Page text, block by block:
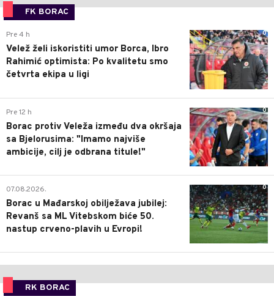
FK BORAC
0
Pre 4 h
Velež želi iskoristiti umor Borca, Ibro
Rahimić optimista: Po kvalitetu smo
četvrta ekipa u ligi
0
Pre 12 h
Borac protiv Veleža između dva okršaja
sa Bjelorusima: "Imamo najviše
ambicije, cilj je odbrana titule!"
0
07.08.2026.
Borac u Mađarskoj obilježava jubilej:
Revanš sa ML Vitebskom biće 50.
nastup crveno-plavih u Evropi!
RK BORAC